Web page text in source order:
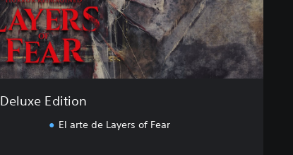
Deluxe Edition
El arte de Layers of Fear